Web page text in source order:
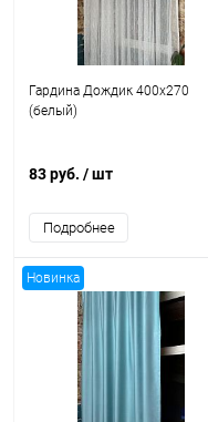
Гардина Дождик 400x270
(белый)
83 руб. / шт
Подробнее
Новинка